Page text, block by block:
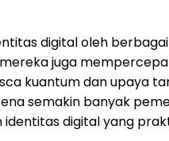
digital oleh
juga
kuantum dan upaya
semakin banyak
digital yang